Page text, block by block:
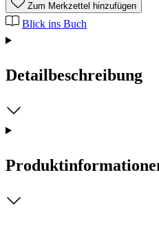
Zum Merkzettel hinzufügen
Blick ins Buch
Detailbeschreibung